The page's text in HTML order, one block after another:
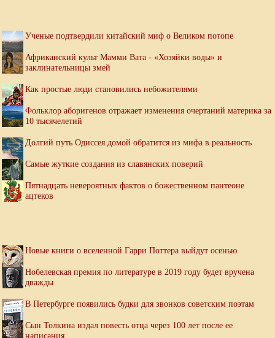
Ученые подтвердили китайский миф о Великом потопе
Африканский культ Мамми Вата - «Хозяйки воды» и
заклинательницы змей
Как простые люди становились небожителями
Фольклор аборигенов отражает изменения очертаний материка за
10 тысячелетий
Долгий путь Одиссея домой обратится из мифа в реальность
Самые жуткие создания из славянских поверий
Пятнадцать невероятных фактов о божественном пантеоне
ацтеков
Новые книги о вселенной Гарри Поттера выйдут осенью
Нобелевская премия по литературе в 2019 году будет вручена
дважды
В Петербурге появились будки для звонков советским поэтам
Сын Толкина издал повесть отца через 100 лет после ее
написания